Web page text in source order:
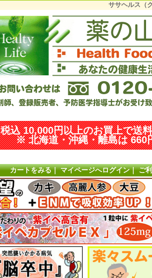
ササヘルス（
税込 10,000円以上のお買上で送
※ 北海道・沖縄・離島は 660
カートをみる｜マイページへログイン｜ご